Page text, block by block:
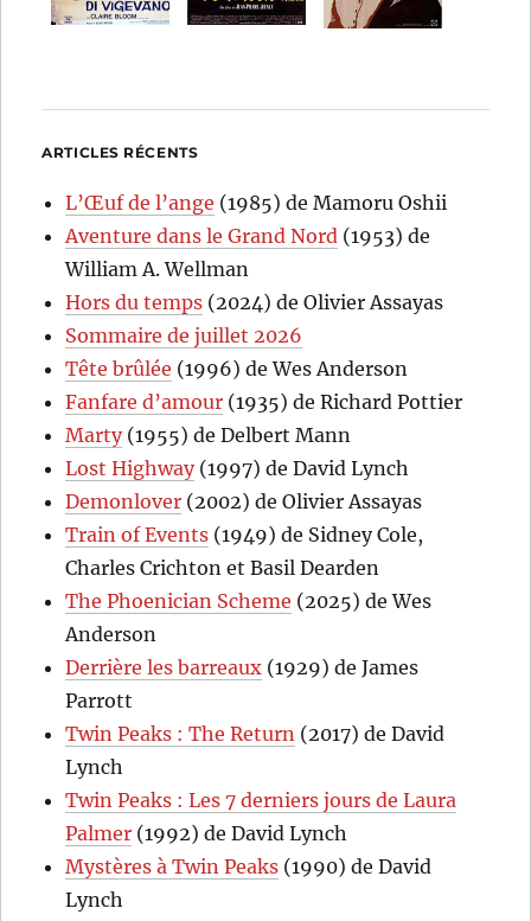
ARTICLES RÉCENTS
L’Œuf de l’ange (1985) de Mamoru Oshii
Aventure dans le Grand Nord (1953) de
William A. Wellman
Hors du temps (2024) de Olivier Assayas
Sommaire de juillet 2026
Tête brûlée (1996) de Wes Anderson
Fanfare d’amour (1935) de Richard Pottier
Marty(1955) de Delbert Mann
Lost Highway(1997) de David Lynch
Demonlover (2002) de Olivier Assayas
Train of Events (1949) de Sidney Cole,
Charles Crichton et Basil Dearden
The Phoenician Scheme (2025) de Wes
Anderson
Derrière les barreaux (1929) de James
Parrott
Twin Peaks : The Return (2017) de David
Lynch
Twin Peaks : Les 7 derniers jours de Laura
Palmer (1992) de David Lynch
Mystères à Twin Peaks (1990) de David
Lynch